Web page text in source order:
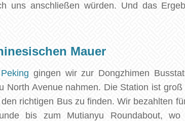
uns anschließen würden. Und das
Mauer
Peking gingen wir zur Dongzhimen
North Avenue nahmen. Die Station ist
richtigen Bus zu finden. Wir bezahlten
bis zum Mutianyu Roundabout,